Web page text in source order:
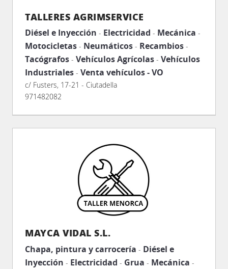
TALLERES AGRIMSERVICE
Diésel e Inyección - Electricidad - Mecánica -
Motocicletas - Neumáticos - Recambios -
Tacógrafos - Vehículos Agrícolas - Vehículos
Industriales - Venta vehículos - VO
c/ Fusters, 17-21 - Ciutadella
971482082
MAYCA VIDAL S.L.
Chapa, pintura y carrocería - Diésel e
Inyección - Electricidad - Grua - Mecánica -